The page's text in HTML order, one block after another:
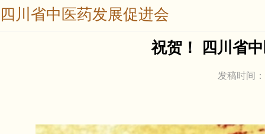
四川省中医药发展促进会
祝贺！ 四川省
发稿时间